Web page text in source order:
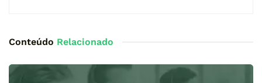
Conteúdo Relacionado